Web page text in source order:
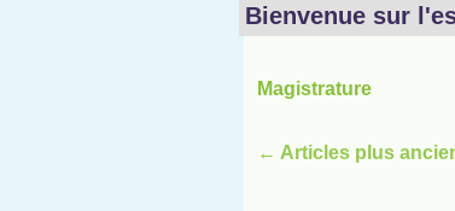
Bienvenue sur
Magistrature
← Articles plus